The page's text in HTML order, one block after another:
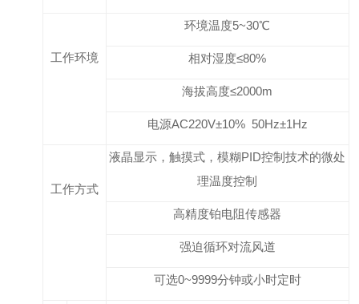
工作环境
环境温度5~30℃
相对湿度≤80%
海拔高度≤2000m
电源AC220V±10% 50Hz±1Hz
工作方式
液晶显示，触摸式，模糊PID控制技术的微处
理温度控制
高精度铂电阻传感器
强迫循环对流风道
可选0~9999分钟或小时定时